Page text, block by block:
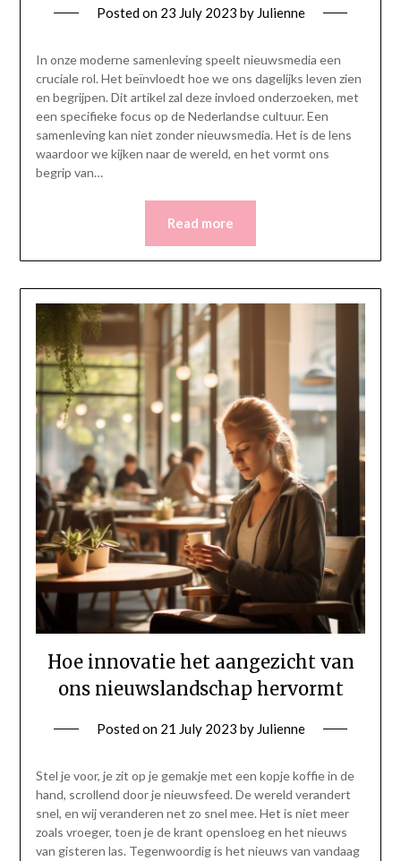
Posted on 23 July 2023 by Julienne
In onze moderne samenleving speelt nieuwsmedia een
cruciale rol. Het beïnvloedt hoe we ons dagelijks leven zien
en begrijpen. Dit artikel zal deze invloed onderzoeken, met
een specifieke focus op de Nederlandse cultuur. Een
samenleving kan niet zonder nieuwsmedia. Het is de lens
waardoor we kijken naar de wereld, en het vormt ons
begrip van…
Read more
Hoe innovatie het aangezicht van
ons nieuwslandschap hervormt
Posted on 21 July 2023 by Julienne
Stel je voor, je zit op je gemakje met een kopje koffie in de
hand, scrollend door je nieuwsfeed. De wereld verandert
snel, en wij veranderen net zo snel mee. Het is niet meer
zoals vroeger, toen je de krant opensloeg en het nieuws
van gisteren las. Tegenwoordig is het nieuws van vandaag